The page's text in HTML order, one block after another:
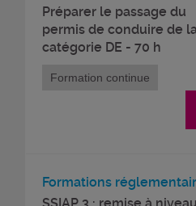
Préparer le passage du
permis de conduire de
catégorie DE - 70 h
Formation continue
Formations